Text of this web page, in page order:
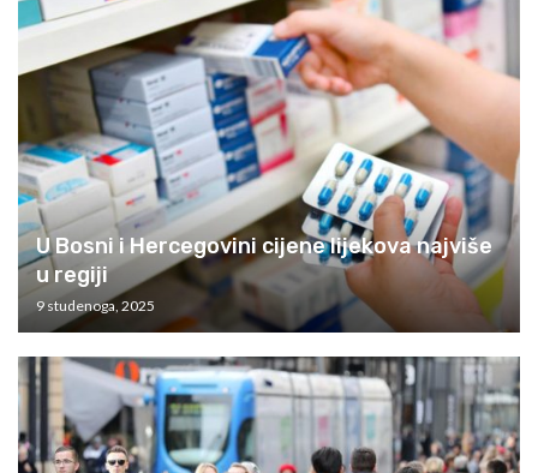
U Bosni i Hercegovini cijene lijekova najviše
u regiji
9 studenoga, 2025